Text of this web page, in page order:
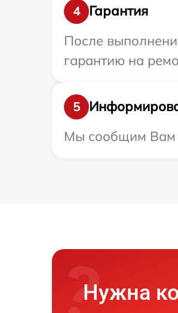
4
Гарантия
После
гарантию на
5
Мы сообщим Вам
Нужна